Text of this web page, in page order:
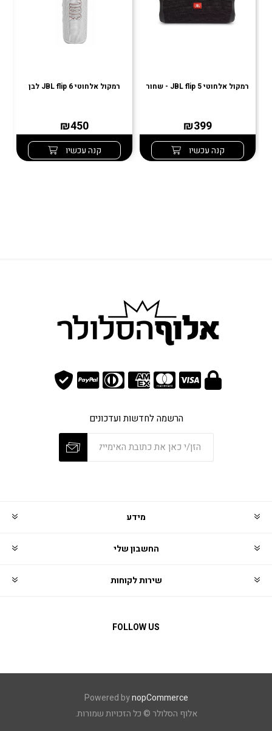
רמקול אלחוטי JBL flip 5 - שחור
₪399
קנה עכשיו
רמקול אלחוטי JBL flip 6 לבן
₪450
קנה עכשיו
הרשמה לחדשות ועדכונים
מידע
החשבון שלי
שירות לקוחות
FOLLOW US
Powered bynopCommerce
אלוף הסלולר © כל הזכויות שמורות.